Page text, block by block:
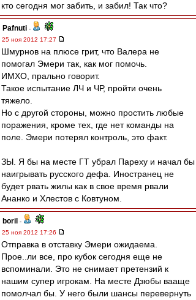
кто сегодня мог забить, и забил! Так что?
Pafnuti -
25 ноя 2012 17:27
Шмурнов на плюсе грит, что Валера не
помогал Эмери так, как мог помочь.
ИМХО, прально говорит.
Такое испытание ЛЧ и ЧР, пройти очень
тяжело.
Но с другой стороны, можно простить любые
поражения, кроме тех, где нет команды на
поле. Эмери потерял контроль, это факт.
ЗЫ. Я бы на месте ГТ убрал Пареху и начал бы
наигрывать русского дефа. Иностранец не
будет рвать жилы как в свое время рвали
Ананко и Хлестов с Ковтуном.
boril -
25 ноя 2012 17:26
Отправка в отставку Эмери ожидаема.
Прое..ли все, про кубок сегодня еще не
вспоминали. Это не снимает претензий к
нашим супер игрокам. На месте Дзюбы вааще
помолчал бы. У него были шансы перевернуть